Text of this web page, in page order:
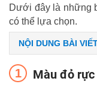
Dưới đây là những
có thể lựa chọn.
NỘI DUNG BÀI
Màu đỏ rực